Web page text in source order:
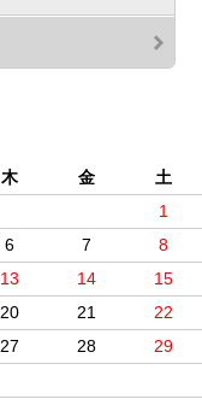
木 金
土
1
6 7
8
13 14
15
20 21
22
27 28
29